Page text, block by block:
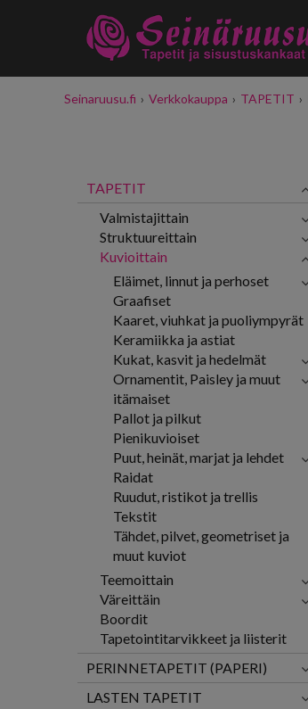
Seinaruusu.fi › Verkkokauppa › TAPETIT ›
TAPETIT
Valmistajittain
Struktuureittain
Kuvioittain
Eläimet, linnut ja perhoset
Graafiset
Kaaret, viuhkat ja puoliympyrät
Keramiikka ja astiat
Kukat, kasvit ja hedelmät
Ornamentit, Paisley ja muut
itämaiset
Pallot ja pilkut
Pienikuvioiset
Puut, heinät, marjat ja lehdet
Raidat
Ruudut, ristikot ja trellis
Tekstit
Tähdet, pilvet, geometriset ja
muut kuviot
Teemoittain
Väreittäin
Boordit
Tapetointitarvikkeet ja liisterit
PERINNETAPETIT (PAPERI)
LASTEN TAPETIT